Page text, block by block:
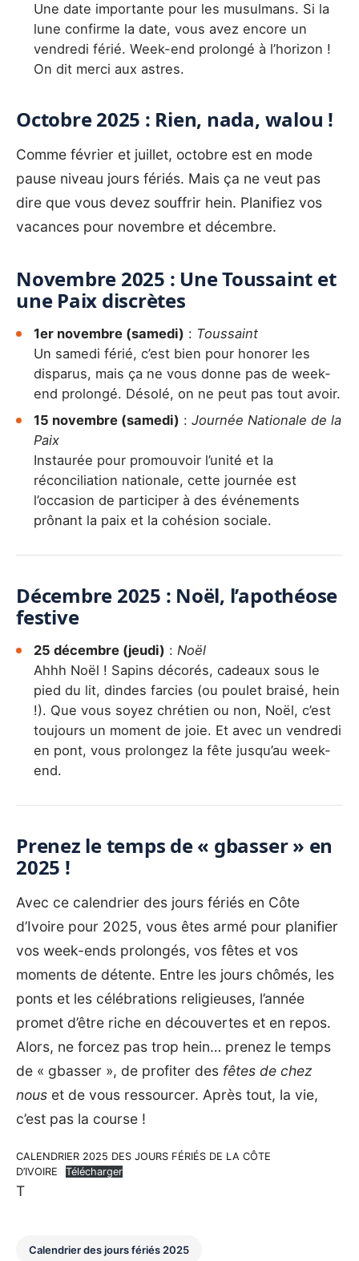
Une date importante pour les musulmans. Si la
lune confirme la date, vous avez encore un
vendredi férié. Week-end prolongé à l’horizon !
On dit merci aux astres.
Octobre 2025 : Rien, nada, walou !
Comme février et juillet, octobre est en mode
pause niveau jours fériés. Mais ça ne veut pas
dire que vous devez souffrir hein. Planifiez vos
vacances pour novembre et décembre.
Novembre 2025 : Une Toussaint et
une Paix discrètes
1er novembre (samedi) : Toussaint
Un samedi férié, c’est bien pour honorer les
disparus, mais ça ne vous donne pas de week-
end prolongé. Désolé, on ne peut pas tout avoir.
15 novembre (samedi) : Journée Nationale de la
Paix
Instaurée pour promouvoir l’unité et la
réconciliation nationale, cette journée est
l’occasion de participer à des événements
prônant la paix et la cohésion sociale.
Décembre 2025 : Noël, l’apothéose
festive
25 décembre (jeudi) : Noël
Ahhh Noël ! Sapins décorés, cadeaux sous le
pied du lit, dindes farcies (ou poulet braisé, hein
!). Que vous soyez chrétien ou non, Noël, c’est
toujours un moment de joie. Et avec un vendredi
en pont, vous prolongez la fête jusqu’au week-
end.
Prenez le temps de « gbasser » en
2025 !
Avec ce calendrier des jours fériés en Côte
d’Ivoire pour 2025, vous êtes armé pour planifier
vos week-ends prolongés, vos fêtes et vos
moments de détente. Entre les jours chômés, les
ponts et les célébrations religieuses, l’année
promet d’être riche en découvertes et en repos.
Alors, ne forcez pas trop hein… prenez le temps
de « gbasser », de profiter des fêtes de chez
nous et de vous ressourcer. Après tout, la vie,
c’est pas la course !
CALENDRIER 2025 DES JOURS FÉRIÉS DE LA CÔTE
D’IVOIRE
Télécharger
T
Calendrier des jours fériés 2025